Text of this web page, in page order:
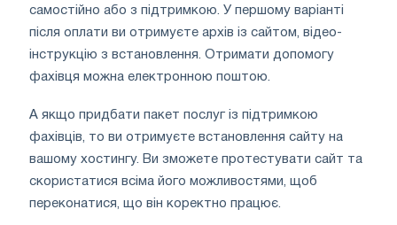
самостійно або з підтримкою. У першому варіанті
після оплати ви отримуєте архів із сайтом, відео-
інструкцію з встановлення. Отримати допомогу
фахівця можна електронною поштою.
А якщо придбати пакет послуг із підтримкою
фахівців, то ви отримуєте встановлення сайту на
вашому хостингу. Ви зможете протестувати сайт та
скористатися всіма його можливостями, щоб
переконатися, що він коректно працює.